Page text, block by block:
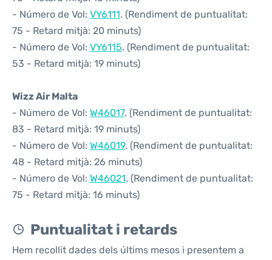
- Número de Vol: VY6111. (Rendiment de puntualitat:
75 - Retard mitjà: 20 minuts)
- Número de Vol: VY6115. (Rendiment de puntualitat:
53 - Retard mitjà: 19 minuts)
Wizz Air Malta
- Número de Vol: W46017. (Rendiment de puntualitat:
83 - Retard mitjà: 19 minuts)
- Número de Vol: W46019. (Rendiment de puntualitat:
48 - Retard mitjà: 26 minuts)
- Número de Vol: W46021. (Rendiment de puntualitat:
75 - Retard mitjà: 16 minuts)
Puntualitat i retards
Hem recollit dades dels últims mesos i presentem a